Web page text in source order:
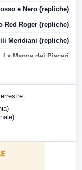
e Nero (repliche)
Red Roger (repliche)
Meridiani (repliche)
La Mappa dei Piaceri